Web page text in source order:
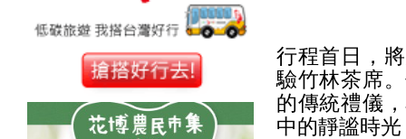
行程首日，
驗竹林茶席
的傳統禮儀
中的靜謐時